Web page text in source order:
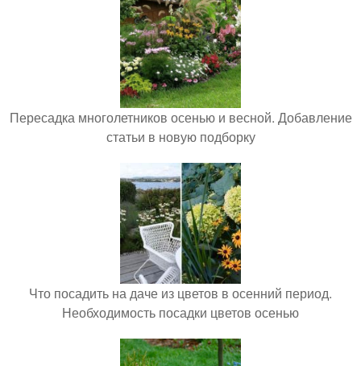
Пересадка многолетников осенью и весной. Добавление
статьи в новую подборку
Что посадить на даче из цветов в осенний период.
Необходимость посадки цветов осенью